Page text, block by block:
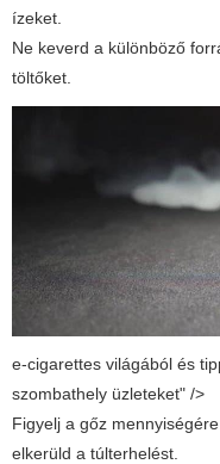
ízeket.
Ne keverd a különböző
töltőket.
e-cigarettes világából és
szombathely üzleteket" />
Figyelj a gőz
elkerüld a túlterhelést.